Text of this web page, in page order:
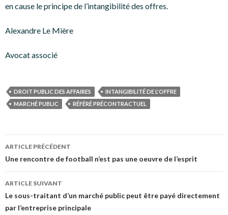
en cause le principe de l’intangibilité des offres.
Alexandre Le Mière
Avocat associé
DROIT PUBLIC DES AFFAIRES
INTANGIBILITÉ DE L'OFFRE
MARCHÉ PUBLIC
RÉFÉRÉ PRÉCONTRACTUEL
Navigation
des
articles
ARTICLE PRÉCÉDENT
Une rencontre de football n’est pas une oeuvre de l’esprit
ARTICLE SUIVANT
Le sous-traitant d’un marché public peut être payé directement
par l’entreprise principale